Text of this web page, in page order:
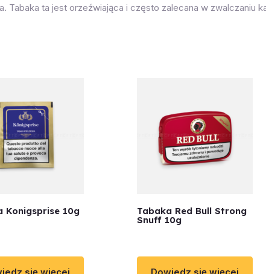
ta jest orzeźwiająca i często zalecana w zwalczaniu
Konigsprise 10g Tabaka Red Bull Strong
Snuff 10g